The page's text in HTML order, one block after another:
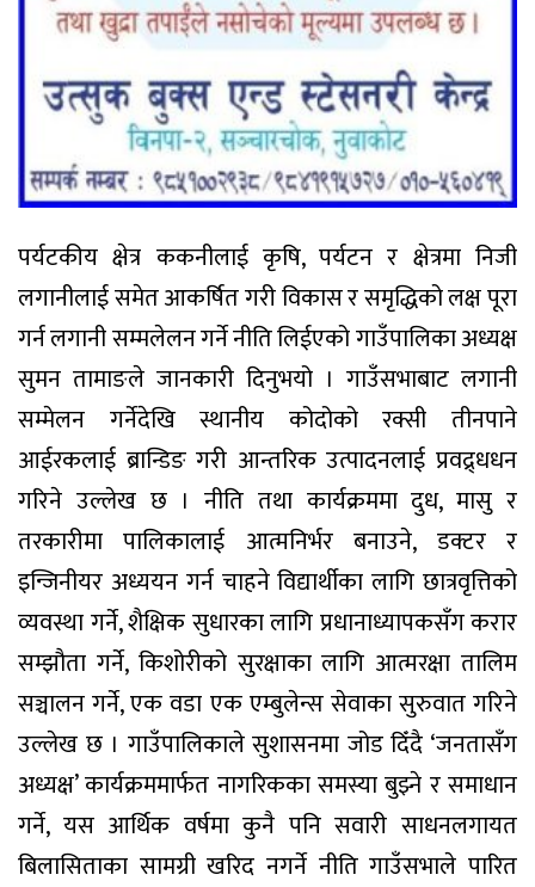
पर्यटकीय क्षेत्र ककनीलाई कृषि, पर्यटन र क्षेत्रमा निजी
लगानीलाई समेत आकर्षित गरी विकास र समृद्धिको लक्ष पूरा
गर्न लगानी सम्मलेलन गर्ने नीति लिईएको गाउँपालिका अध्यक्ष
सुमन तामाङले जानकारी दिनुभयो । गाउँसभाबाट लगानी
सम्मेलन गर्नेदेखि स्थानीय कोदोको रक्सी तीनपाने
आईरकलाई ब्रान्डिङ गरी आन्तरिक उत्पादनलाई प्रवद्र्धधन
गरिने उल्लेख छ । नीति तथा कार्यक्रममा दुध, मासु र
तरकारीमा पालिकालाई आत्मनिर्भर बनाउने, डक्टर र
इन्जिनीयर अध्ययन गर्न चाहने विद्यार्थीका लागि छात्रवृत्तिको
व्यवस्था गर्ने, शैक्षिक सुधारका लागि प्रधानाध्यापकसँग करार
सम्झौता गर्ने, किशोरीको सुरक्षाका लागि आत्मरक्षा तालिम
सञ्चालन गर्ने, एक वडा एक एम्बुलेन्स सेवाका सुरुवात गरिने
उल्लेख छ । गाउँपालिकाले सुशासनमा जोड दिँदै ‘जनतासँग
अध्यक्ष’ कार्यक्रममार्फत नागरिकका समस्या बुझ्ने र समाधान
गर्ने, यस आर्थिक वर्षमा कुनै पनि सवारी साधनलगायत
बिलासिताका सामग्री खरिद नगर्ने नीति गाउँसभाले पारित